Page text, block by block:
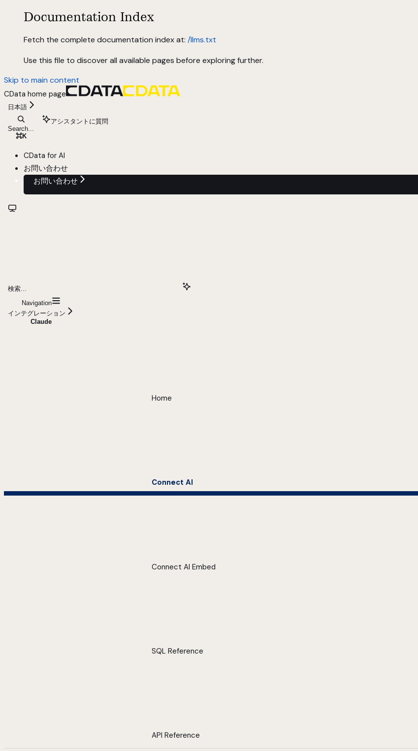
Documentation Index
Fetch the complete documentation index at: /llms.txt
Use this file to discover all available pages before exploring further.
Skip to main content
CData home page
日本語
Search...
⌘K
アシスタントに質問
CData for AI
お問い合わせ
お問い合わせ
検索...
Navigation
インテグレーション
Claude
Home
Connect AI
Connect AI Embed
SQL Reference
API Reference